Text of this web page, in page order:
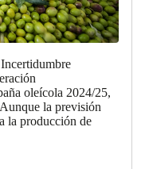
oleícola 2024/25,
la previsión
la producción de